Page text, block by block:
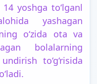
yoshga to‘lganl
yashagan
o‘zida ota va
bolalarning
to‘g‘risida